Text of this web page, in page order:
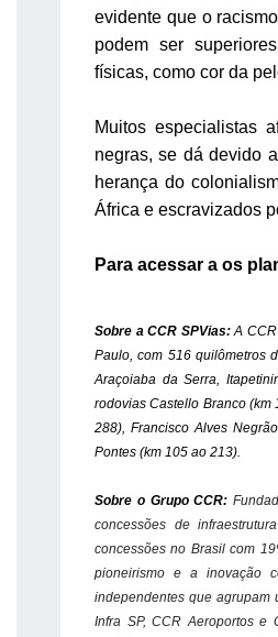
evidente que o
podem ser
físicas, como cor da
Muitos especialistas
negras, se dá devido
herança do
África e escravizados
Para acessar a os
Sobre a CCR SPVias:A CCR
Paulo, com 516 quilômetros
Araçoiaba da Serra,
rodovias Castello Branco (km
288), Francisco Alves
Pontes (km 105 ao 213).
Sobre o Grupo CCR:
concessões de
concessões no Brasil com
pioneirismo e a inovação
independentes que agrupam
Infra SP, CCR Aeroportos e